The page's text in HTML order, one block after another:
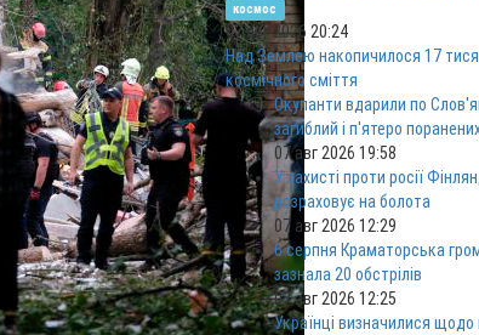
космос
07 авг 2026 20:24
Над Землею накопичилося 17
космічного сміття
Окупанти вдарили по
загиблий і п'ятеро
07 авг 2026 19:58
У захисті проти росії
розраховує на болота
07 авг 2026 12:29
6 серпня Краматорська
зазнала 20 обстрілів
07 авг 2026 12:25
Українці визначилися щодо